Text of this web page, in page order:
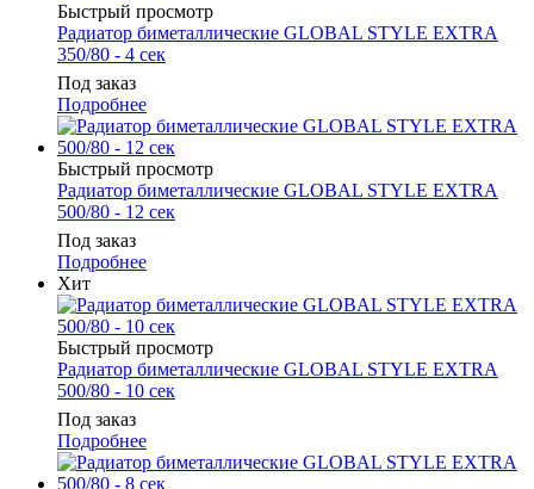
Быстрый просмотр
Радиатор биметаллические GLOBAL STYLE EXTRA
350/80 - 4 сек
Под заказ
Подробнее
Быстрый просмотр
Радиатор биметаллические GLOBAL STYLE EXTRA
500/80 - 12 сек
Под заказ
Подробнее
Хит
Быстрый просмотр
Радиатор биметаллические GLOBAL STYLE EXTRA
500/80 - 10 сек
Под заказ
Подробнее